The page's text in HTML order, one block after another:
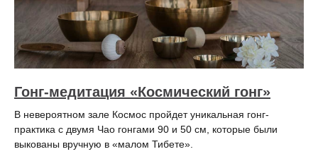
Гонг-медитация «Космический гонг»
В невероятном зале Космос пройдет уникальная гонг-
практика с двумя Чао гонгами 90 и 50 см, которые были
выкованы вручную в «малом Тибете».